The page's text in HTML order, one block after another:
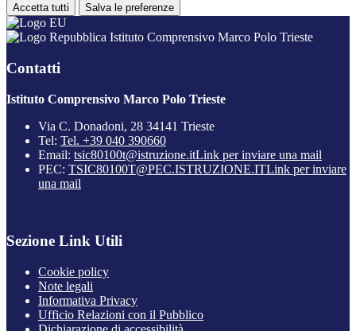
Accetta tutti Salva le preferenze
Istituto Comprensivo Marco Polo Trieste
Contatti
Istituto Comprensivo Marco Polo Trieste
Via C. Donadoni, 28 34141 Trieste
Tel: Tel. +39 040 390660
Email: tsic80100t@istruzione.itLink per inviare una mail
PEC: TSIC80100T@PEC.ISTRUZIONE.ITLink per inviare
una mail
Sezione Link Utili
Cookie policy
Note legali
Informativa Privacy
Ufficio Relazioni con il Pubblico